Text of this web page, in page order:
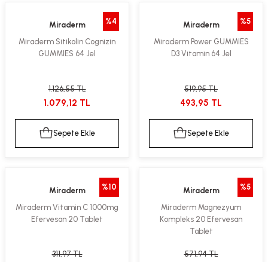
%4
Miraderm
Miraderm Sitikolin Cognizin
GUMMIES 64 Jel
1.126,55 TL
1.079,12 TL
Sepete Ekle
%5
Miraderm
Miraderm Power GUMMIES
D3 Vitamin 64 Jel
519,95 TL
493,95 TL
Sepete Ekle
%10
Miraderm
Miraderm Vitamin C 1000mg
Efervesan 20 Tablet
311,97 TL
%5
Miraderm
Miraderm Magnezyum
Kompleks 20 Efervesan
Tablet
571,94 TL